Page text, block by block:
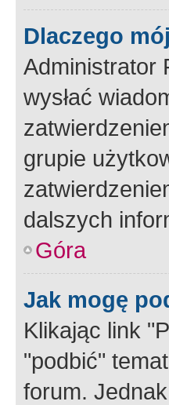
Dlaczego
Administrator
wysłać
grupie
dalszych
Góra
Jak mogę
Klikając link
"podbić"
forum.